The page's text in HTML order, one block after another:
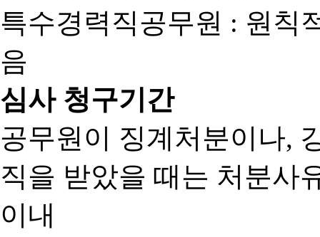
특수경력직공무원 : 원칙
음
심사 청구기간
공무원이 징계처분이나,
직을 받았을 때는 처분사
이내